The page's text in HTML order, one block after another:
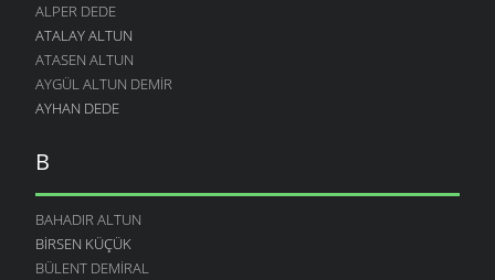
ALPER DEDE
ATALAY ALTUN
ATASEN ALTUN
AYGÜL ALTUN DEMIR
AYHAN DEDE
B
BAHADIR ALTUN
BIRSEN KÜÇÜK
BÜLENT DEMIRAL